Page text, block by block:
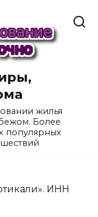
жилья
Более
популярных
ИНН